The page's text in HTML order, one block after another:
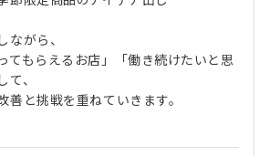
ながら、
てもらえるお店」「働き続けたいと思
て、
善と挑戦を重ねていきます。